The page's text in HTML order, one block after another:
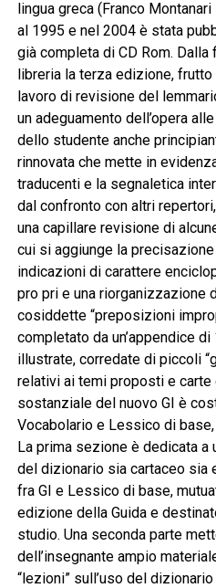
lingua greca (Franco
al 1995 e nel 2004 è stata
già completa di CD Rom.
libreria la terza edizione,
lavoro di revisione del
un adeguamento dell’opera
dello studente anche
rinnovata che mette in
traducenti e la segnaletica
dal confronto con altri
una capillare revisione di
cui si aggiunge la precisazione
indicazioni di carattere
pro pri e una riorganizzazione
cosiddette “preposizioni
completato da un’appendice
illustrate, corredate di piccoli
relativi ai temi proposti e carte
sostanziale del nuovo GI è
Vocabolario e Lessico di
La prima sezione è dedicata a
del dizionario sia cartaceo sia
fra GI e Lessico di base,
edizione della Guida e
studio. Una seconda parte
dell’insegnante ampio
“lezioni” sull’uso del